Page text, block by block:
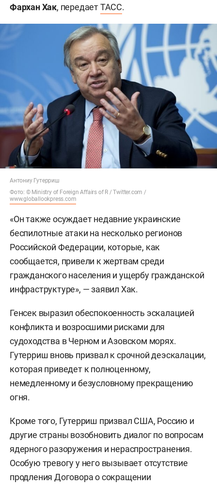
Фархан Хак, передаетТАСС.
Антониу Гутерриш
Фото: © Ministry of Foreign Affairs of R / Twitter.com /
www.globallookpress.com
«Он также осуждает недавние украинские
беспилотные атаки на несколько регионов
Российской Федерации, которые, как
сообщается, привели к жертвам среди
гражданского населения и ущербу гражданской
инфраструктуре», — заявил Хак.
Генсек выразил обеспокоенность эскалацией
конфликта и возросшими рисками для
судоходства в Черном и Азовском морях.
Гутерриш вновь призвал к срочной деэскалации,
которая приведет к полноценному,
немедленному и безусловному прекращению
огня.
Кроме того, Гутерриш призвал США, Россию и
другие страны возобновить диалог по вопросам
ядерного разоружения и нераспространения.
Особую тревогу у него вызывает отсутствие
продления Договора о сокращении